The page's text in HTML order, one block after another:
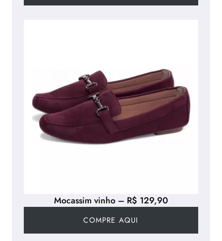
Mocassim vinho – R$ 129,90
COMPRE AQUI